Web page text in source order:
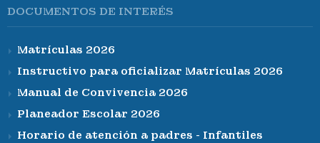
DOCUMENTOS DE INTERÉS
Matrículas 2026
Instructivo para oficializar Matrículas 2026
Manual de Convivencia 2026
Planeador Escolar 2026
Horario de atención a padres - Infantiles